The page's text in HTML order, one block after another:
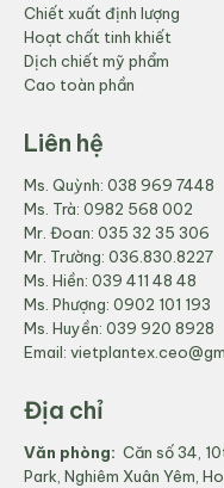
Chiết xuất định lượng
Hoạt chất tinh khiết
Dịch chiết mỹ phẩm
Cao toàn phần
Liên hệ
Ms. Quỳnh: 038 969 7448
Ms. Trà: 0982 568 002
Mr. Đoan: 035 32 35 306
Mr. Trường: 036.830.8227
Ms. Hiền: 039 411 48 48
Ms. Phượng: 0902 101 193
Ms. Huyền: 039 920 8928
Email:
Địa chỉ
Văn phòng: Căn số 34,
Park, Nghiêm Xuân Yêm,